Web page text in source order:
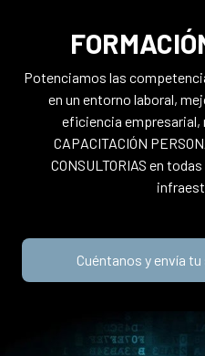
Potenciamos las
en un entorno laboral,
eficiencia empresarial,
CAPACITACIÓN
CONSULTORIAS en
Cuéntanos y envía